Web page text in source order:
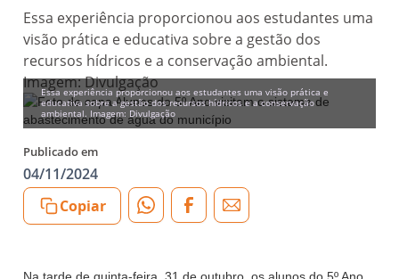
Essa experiência proporcionou aos estudantes uma
visão prática e educativa sobre a gestão dos
recursos hídricos e a conservação ambiental.
Imagem: Divulgação
Essa experiência proporcionou aos estudantes uma visão prática e
educativa sobre a gestão dos recursos hídricos e a conservação
ambiental. Imagem: Divulgação
Publicado em
04/11/2024
Copiar